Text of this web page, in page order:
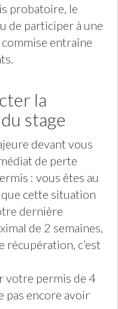
probatoire, le
de participer à une
entraîne
la
stage
devant vous
de perte
: vous êtes au
cette situation
dernière
de 2 semaines,
récupération, c’est
votre permis de 4
pas encore avoir